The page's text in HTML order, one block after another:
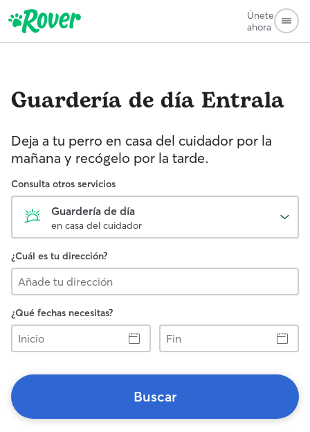
Únete
ahora
Guardería de día Entrala
Deja a tu perro en casa del cuidador por la
mañana y recógelo por la tarde.
Consulta otros servicios
Guardería de día
en casa del cuidador
¿Cuál es tu dirección?
¿Qué fechas necesitas?
Inicio
Fin
Buscar